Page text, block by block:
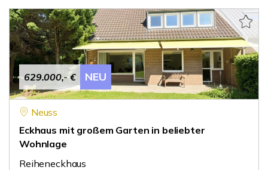
629.000,- € NEU
Neuss
Eckhaus mit großem Garten in beliebter
Wohnlage
Reiheneckhaus